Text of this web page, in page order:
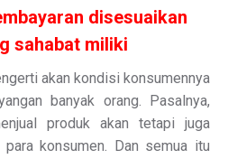
disesuaikan
sahabat miliki
akan kondisi konsumennya
banyak orang. Pasalnya,
produk akan tetapi juga
konsumen. Dan semua itu